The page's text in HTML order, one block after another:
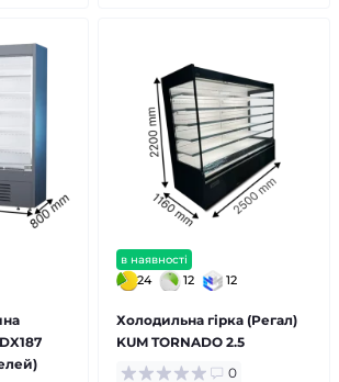
в наявності
24 12 12
Холодильна гірка (Регал)
KUM TORNADO 2.5
0